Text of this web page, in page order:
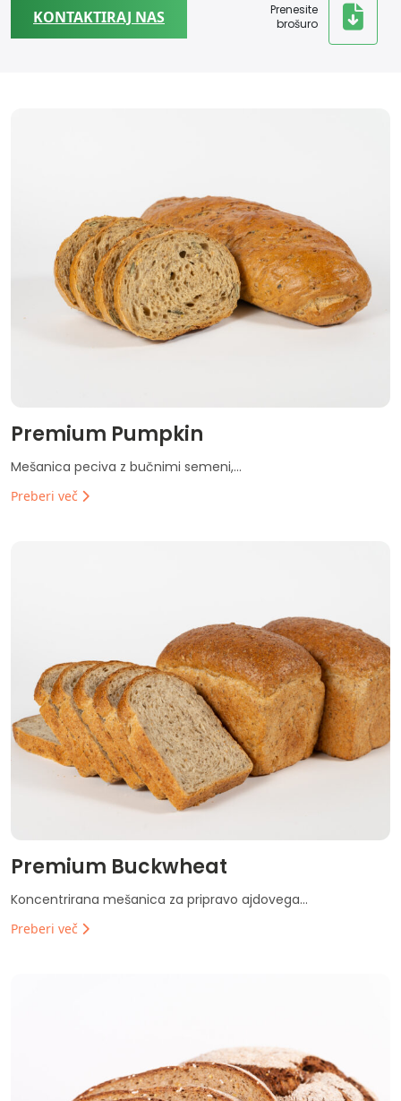
KONTAKTIRAJ NAS
Prenesite
brošuro
Premium Pumpkin
Mešanica peciva z bučnimi semeni,...
Preberi več
Premium Buckwheat
Koncentrirana mešanica za pripravo ajdovega...
Preberi več